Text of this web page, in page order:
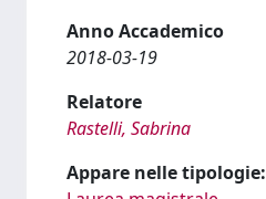
Anno Accademico
2018-03-19
Relatore
Rastelli, Sabrina
Appare nelle tipologie: